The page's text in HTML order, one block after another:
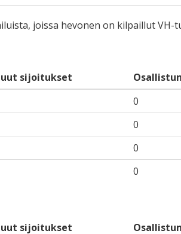
joissa hevonen on kilpaillut VH-
sijoitukset
0
0
0
0
sijoitukset